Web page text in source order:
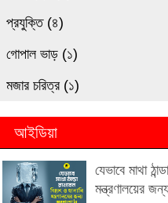
প্রযুক্তি (৪)
গোপাল ভাড় (১)
মজার চরিত্র (১)
আইডিয়া
যেভাবে মাথা
মন্ত্রণালয়ের